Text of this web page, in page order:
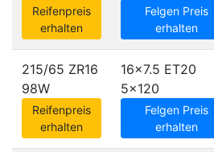
Reifenpreis
erhalten
Felgen Preis
erhalten
215/65 ZR16
98W
Reifenpreis
erhalten
16x7.5 ET20
5x120
Felgen Preis
erhalten